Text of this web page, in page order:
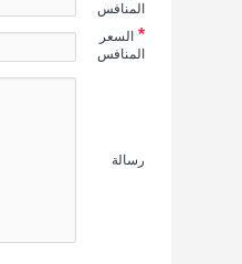
المنافس
* السعر
المنافس
رسالة